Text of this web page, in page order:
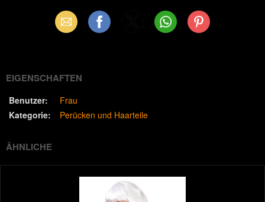
Email Facebook WhatsAppPinterest
EIGENSCHAFTEN
Benutzer:
Frau
Kategorie:
Perücken und Haarteile
ÄHNLICHE